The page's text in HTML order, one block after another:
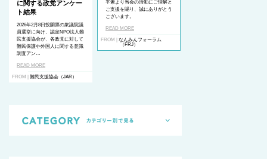
平素より当会の活動にご理解と
ご支援を賜り、誠にありがとう
ございます。
READ MORE
FROM | なんみんフォーラム
（FRJ）
に関する政党アンケー
ト結果
2026年2月8日投開票の衆議院議
員選挙に向け、認定NPO法人難
民支援協会が、各政党に対して
難民保護や外国人に関する意識
調査アン…
READ MORE
FROM | 難民支援協会（JAR）